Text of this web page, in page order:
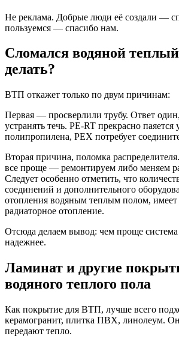
Не реклама. Добрые люди её создали —
пользуемся — спасибо нам.
Сломался водяной
делать?
ВТП откажет только по двум причинам:
Первая — просверлили трубу. Ответ
устранять течь. PE-RT прекрасно
полипропилена, PEX потребует
Вторая причина, поломка
все проще — ремонтируем либо меняем
Следует особенно отметить, что
соединений и дополнительного
отопления водяным теплым полом,
радиаторное отопление.
Отсюда делаем вывод: чем проще
надежнее.
Ламинат и другие
водяного теплого пола
Как покрытие для ВТП, лучше всего
керамогранит, плитка ПВХ, линолеум.
передают тепло.